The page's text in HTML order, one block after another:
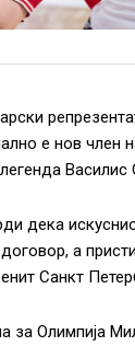
е нов член
Василис
дека
а
Санкт
за Олимпија